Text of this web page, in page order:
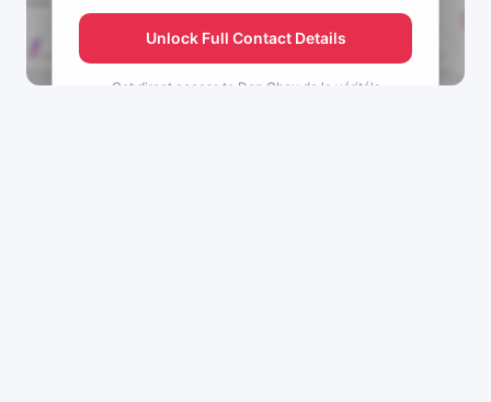
Unlock Full Contact Details
Get direct access to Don Gboy de la vérité's